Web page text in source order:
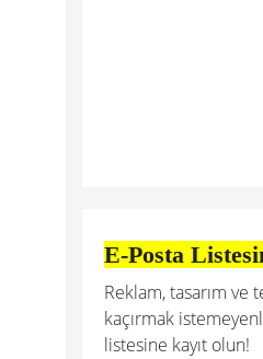
E-Posta
Reklam, tasarım
kaçırmak
listesine kayıt olun!